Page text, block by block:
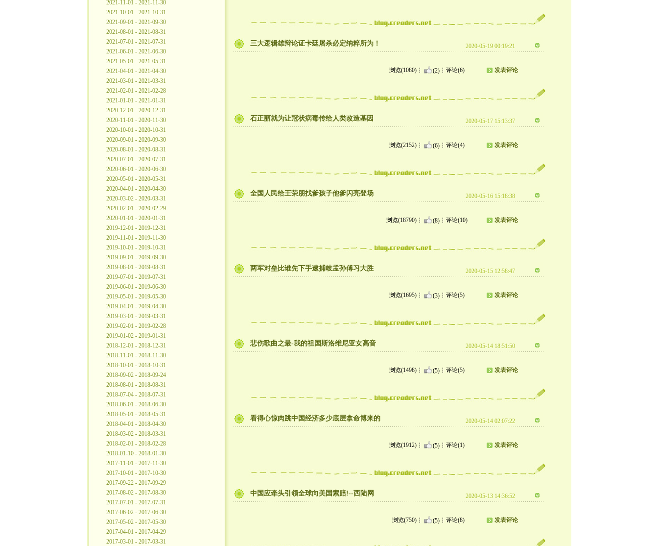
2021-11-01 - 2021-11-30
2021-10-01 - 2021-10-31
2021-09-01 - 2021-09-30
2021-08-01 - 2021-08-31
2021-07-01 - 2021-07-31
2021-06-01 - 2021-06-30
2021-05-01 - 2021-05-31
2021-04-01 - 2021-04-30
2021-03-01 - 2021-03-31
2021-02-01 - 2021-02-28
2021-01-01 - 2021-01-31
2020-12-01 - 2020-12-31
2020-11-01 - 2020-11-30
2020-10-01 - 2020-10-31
2020-09-01 - 2020-09-30
2020-08-01 - 2020-08-31
2020-07-01 - 2020-07-31
2020-06-01 - 2020-06-30
2020-05-01 - 2020-05-31
2020-04-01 - 2020-04-30
2020-03-02 - 2020-03-31
2020-02-01 - 2020-02-29
2020-01-01 - 2020-01-31
2019-12-01 - 2019-12-31
2019-11-01 - 2019-11-30
2019-10-01 - 2019-10-31
2019-09-01 - 2019-09-30
2019-08-01 - 2019-08-31
2019-07-01 - 2019-07-31
2019-06-01 - 2019-06-30
2019-05-01 - 2019-05-30
2019-04-01 - 2019-04-30
2019-03-01 - 2019-03-31
2019-02-01 - 2019-02-28
2019-01-02 - 2019-01-31
2018-12-01 - 2018-12-31
2018-11-01 - 2018-11-30
2018-10-01 - 2018-10-31
2018-09-02 - 2018-09-24
2018-08-01 - 2018-08-31
2018-07-04 - 2018-07-31
2018-06-01 - 2018-06-30
2018-05-01 - 2018-05-31
2018-04-01 - 2018-04-30
2018-03-02 - 2018-03-31
2018-02-01 - 2018-02-28
2018-01-10 - 2018-01-30
2017-11-01 - 2017-11-30
2017-10-01 - 2017-10-30
2017-09-22 - 2017-09-29
2017-08-02 - 2017-08-30
2017-07-01 - 2017-07-31
2017-06-02 - 2017-06-30
2017-05-02 - 2017-05-30
2017-04-01 - 2017-04-29
2017-03-01 - 2017-03-31
三大逻辑雄辩论证卡廷屠杀必定纳粹所为！ 2020-05-19 00:19:21
浏览(1080) (2) 评论(6) 发表评论
石正丽就为让冠状病毒传给人类改造基因 2020-05-17 15:13:37
浏览(2152) (6) 评论(4) 发表评论
全国人民给王荣朋找爹孩子他爹闪亮登场 2020-05-16 15:18:38
浏览(18790) (8) 评论(10) 发表评论
两军对垒比谁先下手逮捕岐孟孙傅习大胜 2020-05-15 12:58:47
浏览(1695) (3) 评论(5) 发表评论
悲伤歌曲之最-我的祖国斯洛维尼亚女高音 2020-05-14 18:51:50
浏览(1498) (5) 评论(5) 发表评论
看得心惊肉跳中国经济多少底层拿命博来的 2020-05-14 02:07:22
浏览(1912) (5) 评论(1) 发表评论
中国应牵头引领全球向美国索赔!--西陆网 2020-05-13 14:36:52
浏览(750) (5) 评论(8) 发表评论